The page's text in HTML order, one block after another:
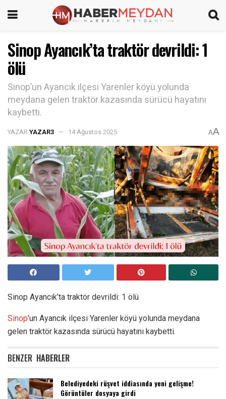
Sinop Ayancık’ta traktör devrildi: 1
ölü
Sinop’un Ayancık ilçesi Yarenler köyü yolunda
meydana gelen traktör kazasında sürücü hayatını
kaybetti.
YAZAR YAZAR3 14 Ağustos 2025 AA
Sinop Ayancık’ta traktör devrildi: 1 ölü
Sinop’un Ayancık ilçesi Yarenler köyü yolunda meydana
gelen traktör kazasında sürücü hayatını kaybetti.
BENZER HABERLER
Belediyedeki rüşvet iddiasında yeni gelişme!
Görüntüler dosyaya girdi